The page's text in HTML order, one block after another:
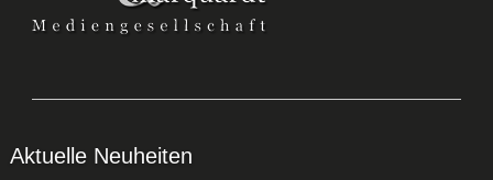
Aktuelle Neuheiten